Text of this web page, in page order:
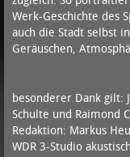
Werk-Geschichte des
auch die Stadt selbst
Geräuschen,
besonderer Dank gilt:
Schulte und Raimond
Redaktion: Markus
WDR 3-Studio